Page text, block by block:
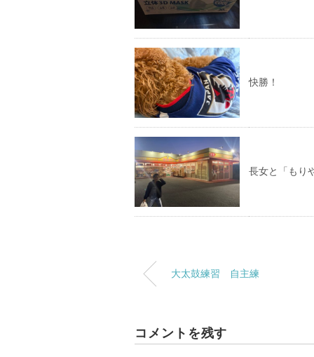
快勝！
長女と「もり
大太鼓練習 自主練
コメントを残す